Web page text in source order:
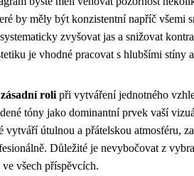
by měly být konzistentní napříč všemi
zvyšovat jas a snižovat
je vhodné pracovat s hlubšími stíny
roli při vytváření jednotného
tóny jako dominantní prvek vaší
vytváří útulnou a přátelskou atmosféru,
Důležité je nevybočovat z
všech příspěvcích.